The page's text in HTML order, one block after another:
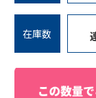
在庫数